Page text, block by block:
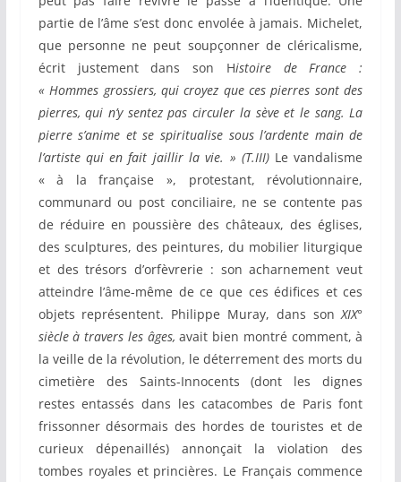
partie de l’âme s’est donc envolée à jamais. Michelet,
que personne ne peut soupçonner de cléricalisme,
écrit justement dans son Histoire de France :
« Hommes grossiers, qui croyez que ces pierres sont des
pierres, qui n’y sentez pas circuler la sève et le sang. La
pierre s’anime et se spiritualise sous l’ardente main de
l’artiste qui en fait jaillir la vie. » (T.III) Le vandalisme
« à la française », protestant, révolutionnaire,
communard ou post conciliaire, ne se contente pas
de réduire en poussière des châteaux, des églises,
des sculptures, des peintures, du mobilier liturgique
et des trésors d’orfèvrerie : son acharnement veut
atteindre l’âme-même de ce que ces édifices et ces
objets représentent. Philippe Muray, dans sonXIX°
siècle à travers les âges,avait bien montré comment, à
la veille de la révolution, le déterrement des morts du
cimetière des Saints-Innocents (dont les dignes
restes entassés dans les catacombes de Paris font
frissonner désormais des hordes de touristes et de
curieux dépenaillés) annonçait la violation des
tombes royales et princières. Le Français commence